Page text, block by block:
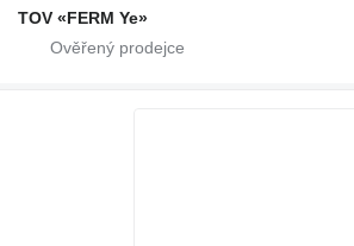
TOV «FERM Ye»